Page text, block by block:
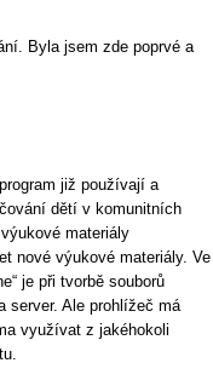
Byla jsem zde poprvé a
již používají a
dětí v komunitních
materiály
nové výukové materiály. Ve
je při tvorbě souborů
server. Ale prohlížeč má
využívat z jakéhokoli